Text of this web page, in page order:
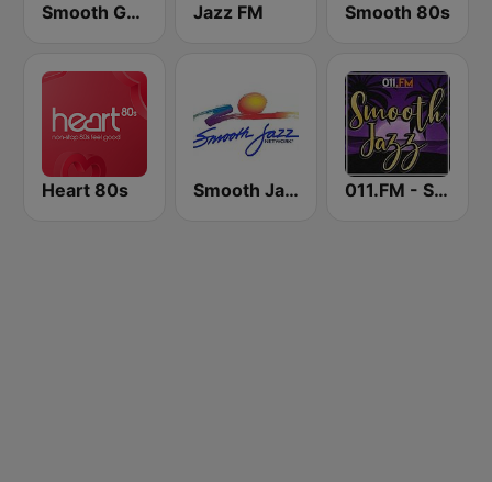
Smooth Grooving Jazz FM Smooth 80s
Heart 80s Smooth Jazz Network 011.FM - Smooth Jazz